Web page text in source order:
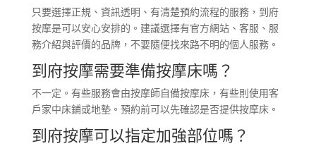
只要選擇正規、資訊透明、有清楚預約流程的服務，到府
按摩是可以安心安排的。建議選擇有官方網站、客服、服
務介紹與評價的品牌，不要隨便找來路不明的個人服務。
到府按摩需要準備按摩床嗎？
不一定。有些服務會由按摩師自備按摩床，有些則使用客
戶家中床鋪或地墊。預約前可以先確認是否提供按摩床。
到府按摩可以指定加強部位嗎？